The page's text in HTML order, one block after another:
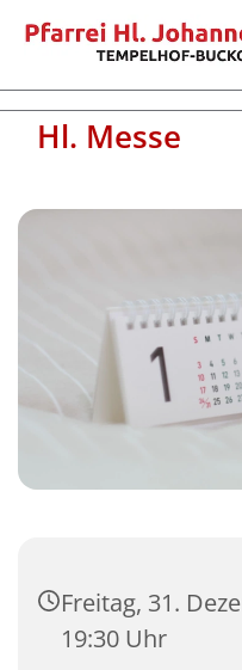
Hl. Messe
Freitag, 31.
19:30 Uhr